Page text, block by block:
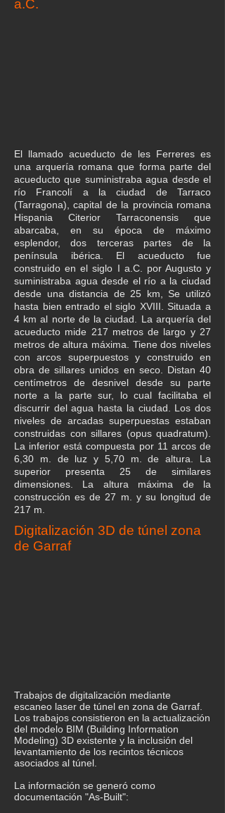
a.C.
El llamado acueducto de les Ferreres es
una arquería romana que forma parte del
acueducto que suministraba agua desde el
río Francolí a la ciudad de Tarraco
(Tarragona), capital de la provincia romana
Hispania Citerior Tarraconensis que
abarcaba, en su época de máximo
esplendor, dos terceras partes de la
península ibérica. El acueducto fue
construido en el siglo I a.C. por Augusto y
suministraba agua desde el río a la ciudad
desde una distancia de 25 km, Se utilizó
hasta bien entrado el siglo XVIII. Situada a
4 km al norte de la ciudad. La arquería del
acueducto mide 217 metros de largo y 27
metros de altura máxima. Tiene dos niveles
con arcos superpuestos y construido en
obra de sillares unidos en seco. Distan 40
centímetros de desnivel desde su parte
norte a la parte sur, lo cual facilitaba el
discurrir del agua hasta la ciudad. Los dos
niveles de arcadas superpuestas estaban
construidas con sillares (opus quadratum).
La inferior está compuesta por 11 arcos de
6,30 m. de luz y 5,70 m. de altura. La
superior presenta 25 de similares
dimensiones. La altura máxima de la
construcción es de 27 m. y su longitud de
217 m.
Digitalización 3D de túnel zona
de Garraf
Trabajos de digitalización mediante
escaneo laser de túnel en zona de Garraf.
Los trabajos consistieron en la actualización
del modelo BIM (Building Information
Modeling) 3D existente y la inclusión del
levantamiento de los recintos técnicos
asociados al túnel.
La información se generó como
documentación "As-Built":